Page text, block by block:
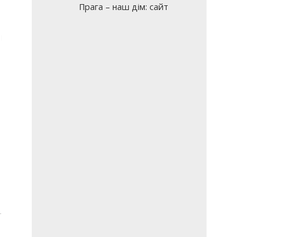
Прага – наш дім: сайт